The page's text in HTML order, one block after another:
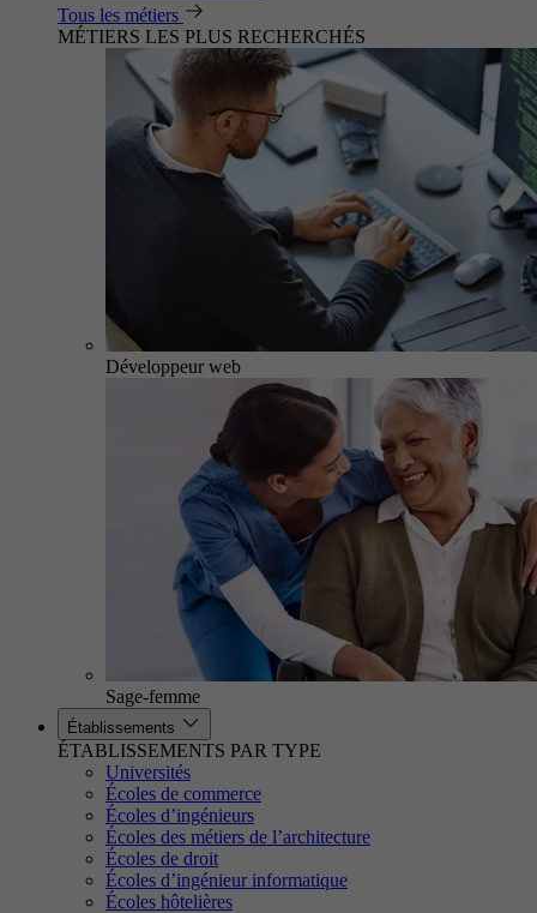
Tous les métiers
MÉTIERS LES PLUS RECHERCHÉS
Développeur web
Sage-femme
Établissements
ÉTABLISSEMENTS PAR TYPE
Universités
Écoles de commerce
Écoles d’ingénieurs
Écoles des métiers de l’architecture
Écoles de droit
Écoles d’ingénieur informatique
Écoles hôtelières